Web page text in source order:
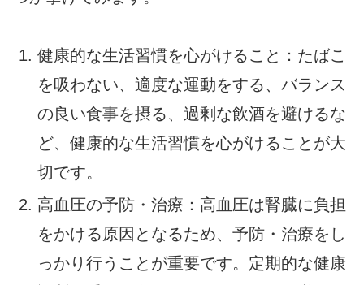
健康的な生活習慣を心がけること：たばこ
を吸わない、適度な運動をする、バランス
の良い食事を摂る、過剰な飲酒を避けるな
ど、健康的な生活習慣を心がけることが大
切です。
高血圧の予防・治療：高血圧は腎臓に負担
をかける原因となるため、予防・治療をし
っかり行うことが重要です。定期的な健康